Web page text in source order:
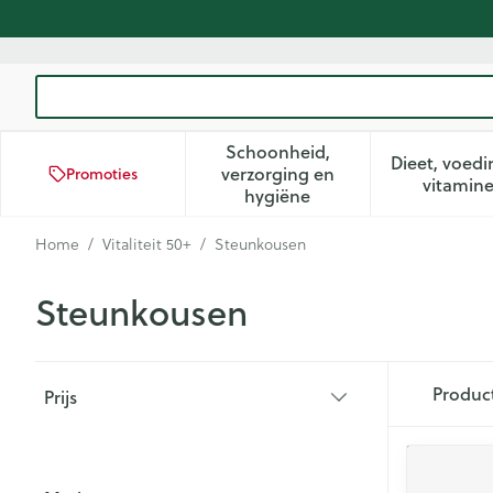
Promoties
Schoonheid,
verzorging en
hygiëneToon submenu voor
Dieet,
Home / Vitaliteit 50+ / Steunkousen
Steunkousen
Prijs